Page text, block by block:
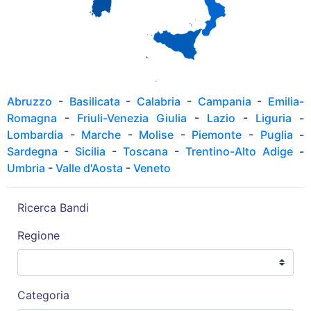
Abruzzo - Basilicata - Calabria - Campania - Emilia-
Romagna - Friuli-Venezia Giulia - Lazio - Liguria -
Lombardia - Marche - Molise - Piemonte - Puglia -
Sardegna - Sicilia - Toscana - Trentino-Alto Adige -
Umbria - Valle d'Aosta - Veneto
Ricerca Bandi
Regione
Categoria